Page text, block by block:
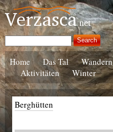
Home Das Tal Wandern
Aktivitäten
Winter
Berghütten